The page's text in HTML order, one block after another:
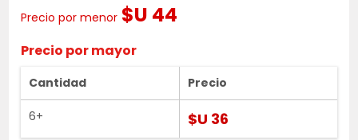
Precio por menor $U 44
Precio por mayor
Cantidad
6+
Precio
$U 36